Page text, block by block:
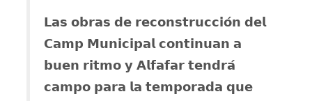
𝗟𝗮𝘀 𝗼𝗯𝗿𝗮𝘀 𝗱𝗲 𝗿𝗲𝗰𝗼𝗻𝘀𝘁𝗿𝘂𝗰𝗰𝗶𝗼́𝗻 𝗱𝗲𝗹
𝗖𝗮𝗺𝗽 𝗠𝘂𝗻𝗶𝗰𝗶𝗽𝗮𝗹 𝗰𝗼𝗻𝘁𝗶𝗻𝘂𝗮𝗻 𝗮
𝗯𝘂𝗲𝗻 𝗿𝗶𝘁𝗺𝗼 𝘆 𝗔𝗹𝗳𝗮𝗳𝗮𝗿 𝘁𝗲𝗻𝗱𝗿𝗮́
𝗰𝗮𝗺𝗽𝗼 𝗽𝗮𝗿𝗮 𝗹𝗮 𝘁𝗲𝗺𝗽𝗼𝗿𝗮𝗱𝗮 𝗾𝘂𝗲